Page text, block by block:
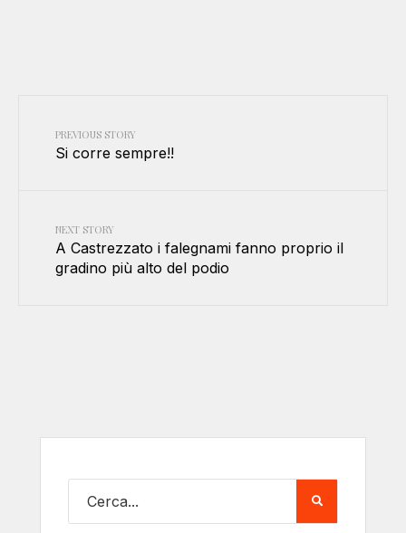
PREVIOUS STORY
Si corre sempre!!
NEXT STORY
A Castrezzato i falegnami fanno proprio il
gradino più alto del podio